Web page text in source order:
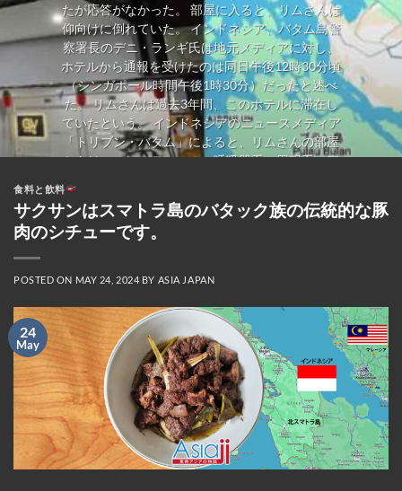
たが応答がなかった。 部屋に入ると、リムさんは
仰向けに倒れていた。 インドネシア、バタム島警
察署長のデニ・ランギ氏は地元メディアに対し、
ホテルから通報を受けたのは同日午後12時30分頃
（シンガポール時間午後1時30分）だったと述べ
た。 リムさんは過去3年間、このホテルに滞在し
ていたという。 インドネシアのニュースメディア
「トリブン・バタム」によると、リムさんの部屋
からは、コレステロール、呼吸器系、胃腸系の疾
ル剤の箱やボトルも多数あり、中には医師の処方
箋と服用方法の説明書が添付されているものもあ
った。 遺体はその後、死因特定のため検死解剖の
期捜査では暴力の痕跡は見られなかったとし、検
ポールの高齢者は、生活費が安いためシンガポー
ルドルをより有効に活用できることから、バタム
島を頻繁に訪れている。 多くの高齢者は、日用品
を買い込むために空のスーツケースを持って旅行
する。インドネシアの食料品や日用品は、シンガ
ポールよりも最大60％も安い場合があるからだ。
伝統的なマッサージ、スパ、サロンでのトリート
メントといったサービスは、シンガポールでかか
る料金のほんの一部で利用できる。 フェリーで45
食料と飲料
サクサンはスマトラ島のバタック族の伝統的な豚
肉のシチューです。
POSTED ON MAY 24, 2024 BY ASIA JAPAN
24
May